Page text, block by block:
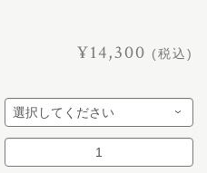
¥14,300 (税込)